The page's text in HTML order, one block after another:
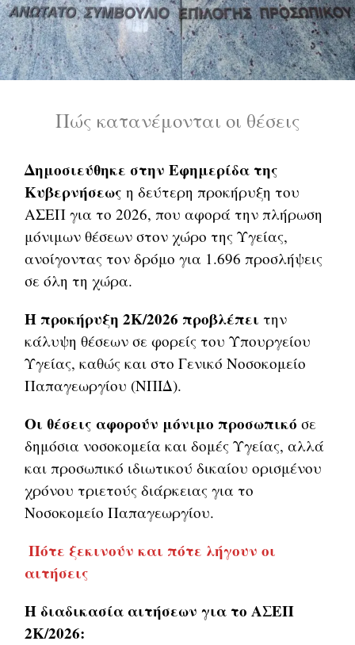
Πώς κατανέμονται οι θέσεις
Δημοσιεύθηκε στην Εφημερίδα της
Κυβερνήσεως η δεύτερη προκήρυξη του
ΑΣΕΠ για το 2026, που αφορά την πλήρωση
μόνιμων θέσεων στον χώρο της Υγείας,
ανοίγοντας τον δρόμο για 1.696 προσλήψεις
σε όλη τη χώρα.
Η προκήρυξη 2Κ/2026 προβλέπει την
κάλυψη θέσεων σε φορείς του Υπουργείου
Υγείας, καθώς και στο Γενικό Νοσοκομείο
Παπαγεωργίου (ΝΠΙΔ).
Οι θέσεις αφορούν μόνιμο προσωπικό σε
δημόσια νοσοκομεία και δομές Υγείας, αλλά
και προσωπικό ιδιωτικού δικαίου ορισμένου
χρόνου τριετούς διάρκειας για το
Νοσοκομείο Παπαγεωργίου.
Πότε ξεκινούν και πότε λήγουν οι
αιτήσεις
Η διαδικασία αιτήσεων για το ΑΣΕΠ
2Κ/2026: